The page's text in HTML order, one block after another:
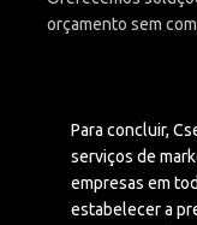
orçamento sem
Para concluir,
serviços de
empresas em
estabelecera